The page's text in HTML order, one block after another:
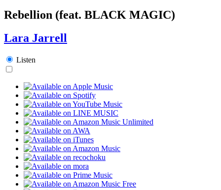
Rebellion (feat. BLACK MAGIC)
Lara Jarrell
Listen